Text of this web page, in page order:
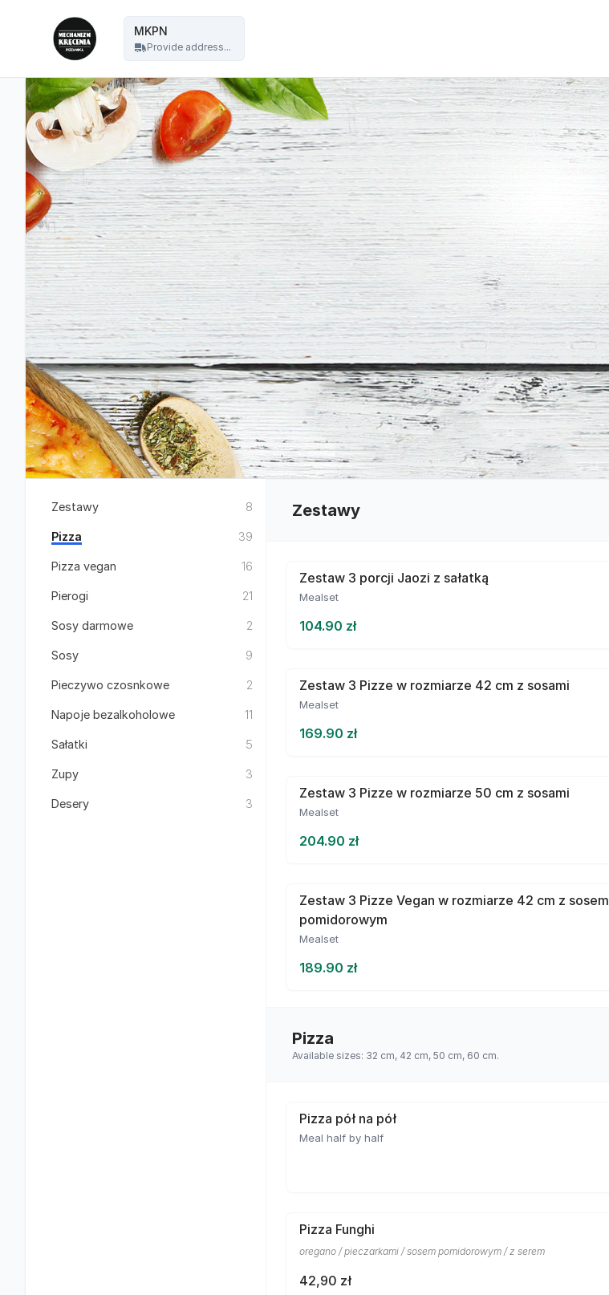
MKPN
Provide address...
Zestawy 8
Pizza 39
Pizza vegan 16
Pierogi 21
Sosy darmowe 2
Sosy 9
Pieczywo czosnkowe 2
Napoje bezalkoholowe 11
Sałatki 5
Zupy 3
Desery 3
Zestawy
Zestaw 3 porcji Jaozi z sałatką
Mealset
104.90 zł
Zestaw 3 Pizze w rozmiarze 42 cm z sosami
Mealset
169.90 zł
Zestaw 3 Pizze w rozmiarze 50 cm z sosami
Mealset
204.90 zł
Zestaw 3 Pizze Vegan w rozmiarze 42 cm z sosem
pomidorowym
Mealset
189.90 zł
Pizza
Available sizes: 32 cm, 42 cm, 50 cm, 60 cm.
Pizza pół na pół
Meal half by half
Pizza Funghi
oregano / pieczarkami / sosem pomidorowym / z serem
42,90 zł